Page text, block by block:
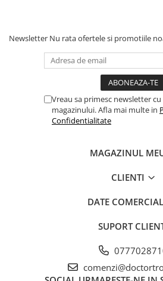
Newsletter Nu rata ofertele si promotiile
Vreau sa primesc newsletter
magazinului. Afla mai multe in
Confidentialitate
MAGAZINUL
CLIENTI
DATE
SUPORT